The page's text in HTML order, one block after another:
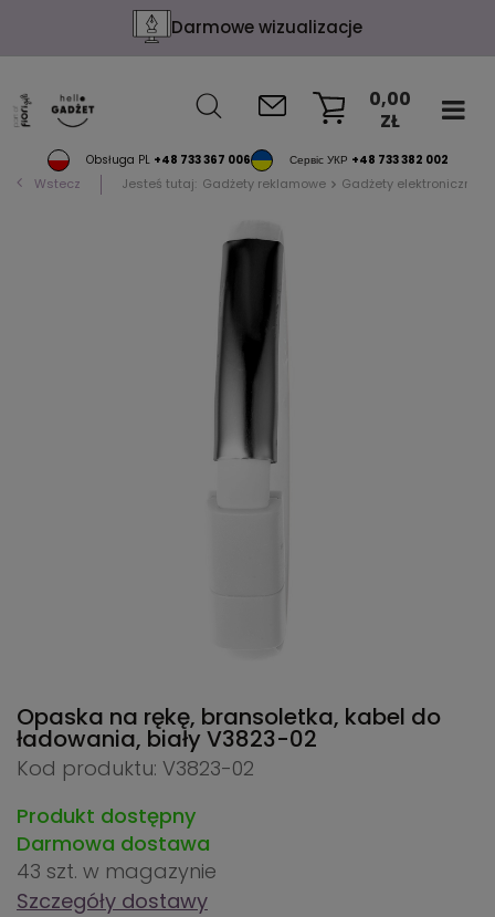
Darmowe wizualizacje
Obsługa PL +48 733 367 006 Сервіс УКР +48 733 382 002
0,00
ZŁ
Wstecz Jesteś tutaj: Gadżety reklamowe Gadżety elektroniczne
Opaska na rękę, bransoletka, kabel do
ładowania, białyV3823-02
Kod produktu: V3823-02
Produkt dostępny
Darmowa dostawa
43 szt. w magazynie
Szczegóły dostawy